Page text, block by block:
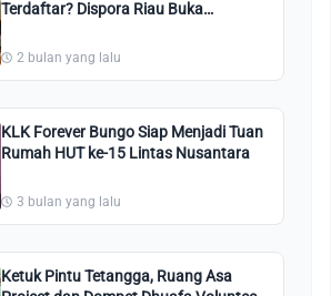
Terdaftar? Dispora Riau Buka
Ini Registrasinya
2 bulan yang lalu
KLK Forever Bungo Siap Menjadi Tuan
Rumah HUT ke-15 Lintas Nusantara
3 bulan yang lalu
Ketuk Pintu Tetangga, Ruang Asa